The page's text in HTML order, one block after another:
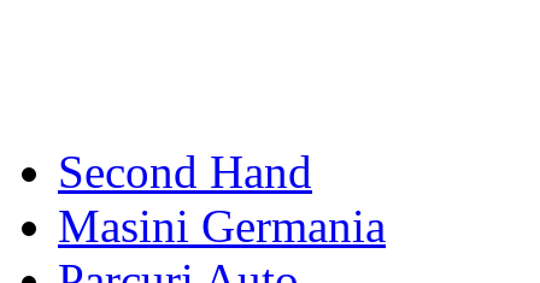
Second Hand
Masini Germania